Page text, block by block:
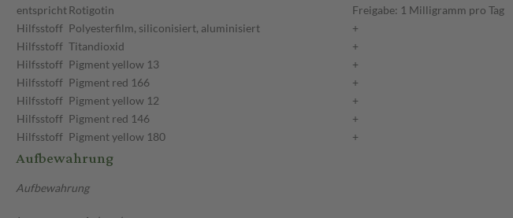
entsprichtRotigotin
Freigabe: 1 Milligramm pro Tag
Hilfsstoff Polyesterfilm, siliconisiert, aluminisiert
+
Hilfsstoff Titandioxid
+
Hilfsstoff Pigment yellow 13
+
Hilfsstoff Pigment red 166
+
Hilfsstoff Pigment yellow 12
+
Hilfsstoff Pigment red 146
+
Hilfsstoff Pigment yellow 180 +
Aufbewahrung
Aufbewahrung